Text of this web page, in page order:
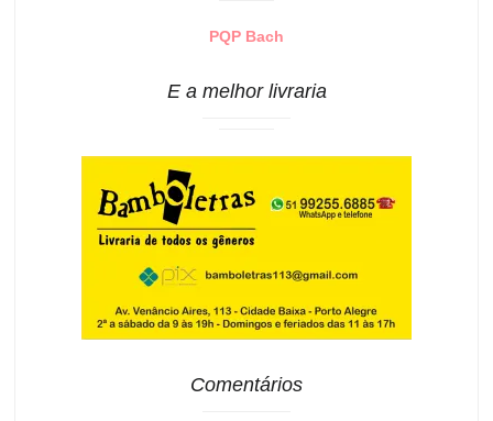
PQP Bach
E a melhor livraria
Comentários